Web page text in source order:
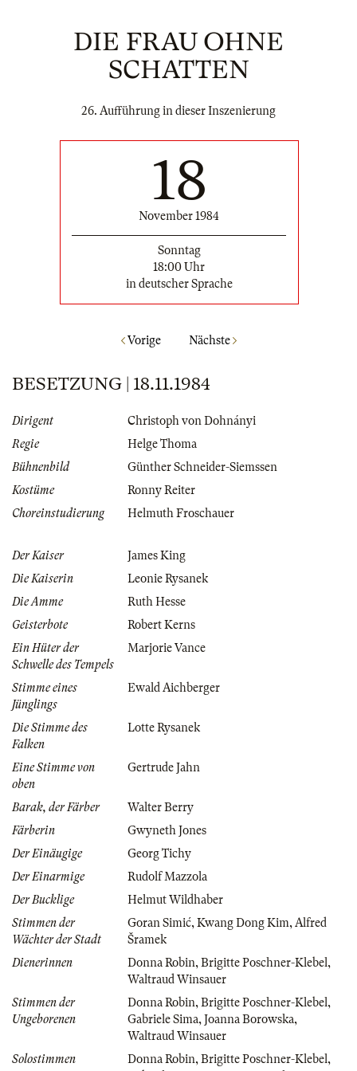
DIE FRAU OHNE
SCHATTEN
26. Aufführung in dieser Inszenierung
18
November 1984
Sonntag
18:00 Uhr
in deutscher Sprache
Vorige Nächste
BESETZUNG | 18.11.1984
Dirigent
Christoph von Dohnányi
Regie
Helge Thoma
Bühnenbild
Günther Schneider-Siemssen
Kostüme
Ronny Reiter
Choreinstudierung
Helmuth Froschauer
Der Kaiser
James King
Die Kaiserin
Leonie Rysanek
Die Amme
Ruth Hesse
Geisterbote
Robert Kerns
Ein Hüter der
Schwelle des Tempels
Marjorie Vance
Stimme eines
Jünglings
Ewald Aichberger
Die Stimme des
Falken
Lotte Rysanek
Eine Stimme von
oben
Gertrude Jahn
Barak, der Färber
Walter Berry
Färberin
Gwyneth Jones
Der Einäugige
Georg Tichy
Der Einarmige
Rudolf Mazzola
Der Bucklige
Helmut Wildhaber
Stimmen der
Wächter der Stadt
Goran Simić,Kwang Dong Kim,Alfred
Šramek
Dienerinnen
Donna Robin,Brigitte Poschner-Klebel,
Waltraud Winsauer
Stimmen der
Ungeborenen
Donna Robin,Brigitte Poschner-Klebel,
Gabriele Sima,Joanna Borowska,
Waltraud Winsauer
Solostimmen
Donna Robin,Brigitte Poschner-Klebel,